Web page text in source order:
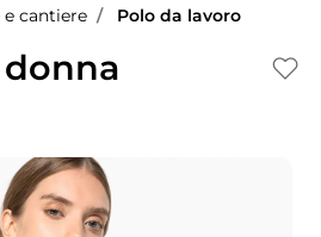
cantiere
Polo da lavoro